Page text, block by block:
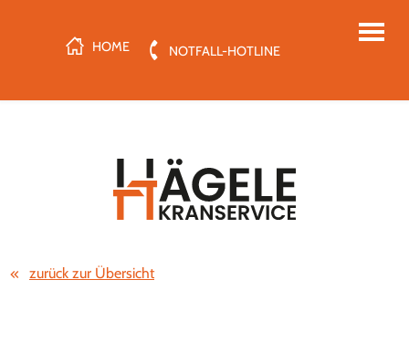
HOME NOTFALL-HOTLINE
zurück zur Übersicht